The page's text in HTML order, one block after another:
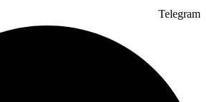
Telegram